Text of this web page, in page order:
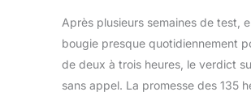
Après plusieurs semaines de test,
bougie presque quotidiennement
de deux à trois heures, le verdict
sans appel. La promesse des 135